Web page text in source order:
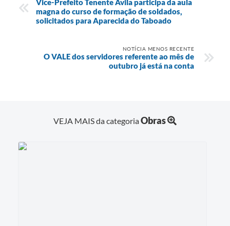
Vice-Prefeito Tenente Ávila participa da aula
magna do curso de formação de soldados,
solicitados para Aparecida do Taboado
NOTÍCIA MENOS RECENTE
O VALE dos servidores referente ao mês de
outubro já está na conta
VEJA MAIS da categoriaObras